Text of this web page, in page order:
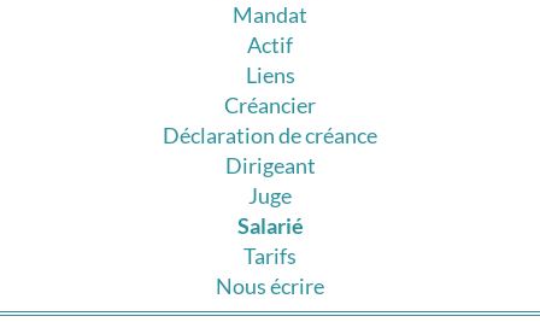
Mandat
Actif
Liens
Créancier
Déclaration de créance
Dirigeant
Juge
Salarié
Tarifs
Nous écrire